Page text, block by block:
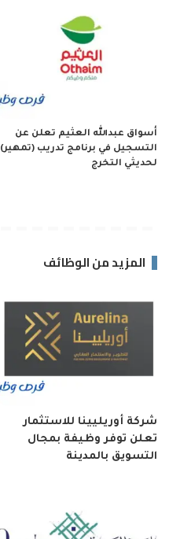
أسواق عبدالله العثيم تعلن عن
التسجيل في برنامج تدريب (تمهير)
لحديثي التخرج
المزيد من الوظائف
شركة أوريليينا للاستثمار
تعلن توفر وظيفة بمجال
التسويق بالمدينة